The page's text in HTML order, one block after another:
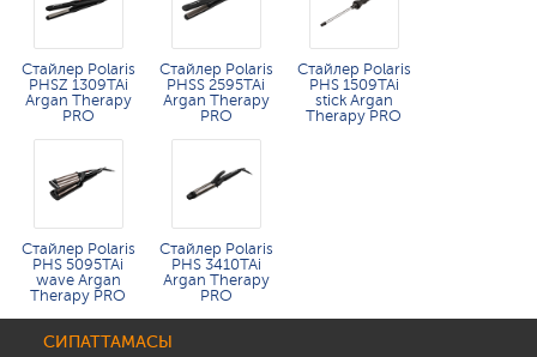
Стайлер Polaris
PHSZ 1309TAi
Argan Therapy
PRO
Стайлер Polaris
PHSS 2595TAi
Argan Therapy
PRO​
Стайлер Polaris
PHS 1509TAi
stick Argan
Therapy PRO​
Стайлер Polaris
PHS 5095TAi
wave Argan
Therapy PRO
Стайлер Polaris
PHS 3410TAi
Argan Therapy
PRO
СИПАТТАМАСЫ